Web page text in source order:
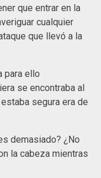
que entrar en la
cualquier
que llevó a la
para ello
se encontraba al
segura era de
demasiado? ¿No
la cabeza mientras